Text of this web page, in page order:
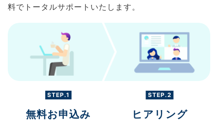
料でトータルサポートいたします。
STEP.1
無料お申込み
STEP.2
ヒアリング